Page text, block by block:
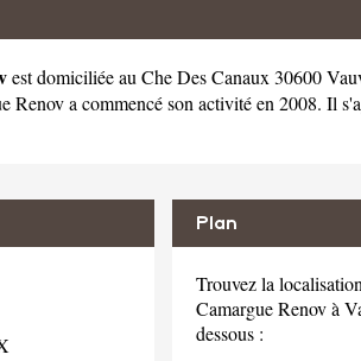
est domiciliée au Che Des Canaux 30600
a commencé son activité en 2008. Il
Plan
Trouvez la
Camargue Renov à
dessous :